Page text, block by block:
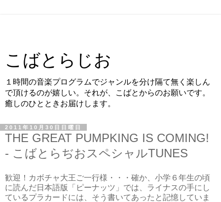
こばとらじお
１時間の音楽プログラムでジャンルを分け隔て無く楽しん
で頂けるのが嬉しい。それが、こばとからのお願いです。
癒しのひとときお届けします。
2011年10月30日日曜日
THE GREAT PUMPKING IS COMING!
- こばとらぢおスペシャルTUNES
歓迎！カボチャ大王ご一行様・・・確か、小学６年生の頃
に読んだ日本語版「ピーナッツ」では、ライナスの手にし
ているプラカードには、そう書いてあったと記憶していま